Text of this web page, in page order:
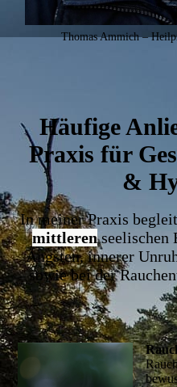
Thomas Ammich –
Häufige
Praxis für
&
In meiner Praxis
mittlerenseelischen
Ängsten, innerer
sowie bei der